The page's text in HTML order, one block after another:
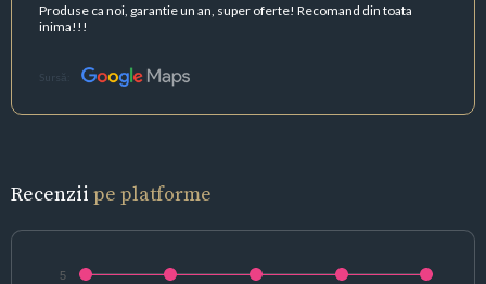
Produse ca noi, garantie un an, super oferte! Recomand din toata
inima!!!
Sursă:
Recenzii pe platforme
5